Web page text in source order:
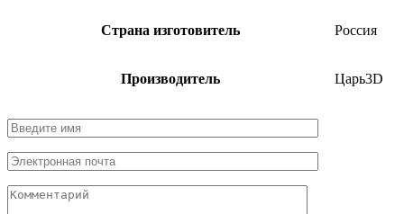
Страна изготовитель Россия
Производитель Царь3D